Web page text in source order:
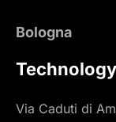
Bologna
Via Caduti di